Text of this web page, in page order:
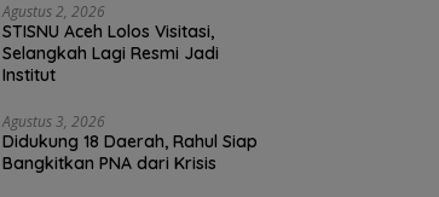
Agustus 2, 2026
STISNU Aceh Lolos Visitasi,
Selangkah Lagi Resmi Jadi
Institut
Agustus 3, 2026
Didukung 18 Daerah, Rahul Siap
Bangkitkan PNA dari Krisis